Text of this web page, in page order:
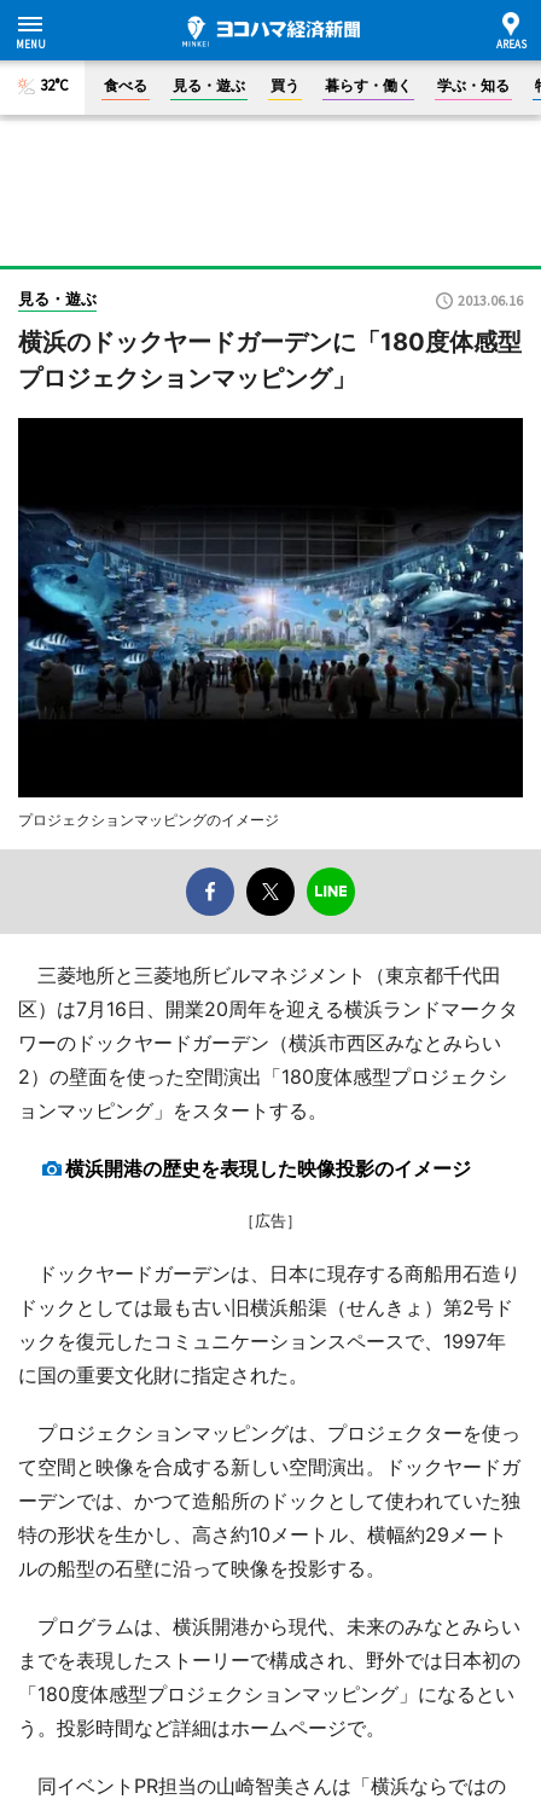
32°C 食べる 見る・遊ぶ 買う 暮らす・働く 学ぶ・知る
見る・遊ぶ 2013.06.16
横浜のドックヤードガーデンに「180度体感型
プロジェクションマッピング」
プロジェクションマッピングのイメージ
三菱地所と三菱地所ビルマネジメント（東京都千代田
区）は7月16日、開業20周年を迎える横浜ランドマークタ
ワーのドックヤードガーデン（横浜市西区みなとみらい
2）の壁面を使った空間演出「180度体感型プロジェクシ
ョンマッピング」をスタートする。
横浜開港の歴史を表現した映像投影のイメージ
［広告］
ドックヤードガーデンは、日本に現存する商船用石造り
ドックとしては最も古い旧横浜船渠（せんきょ）第2号ド
ックを復元したコミュニケーションスペースで、1997年
に国の重要文化財に指定された。
プロジェクションマッピングは、プロジェクターを使っ
て空間と映像を合成する新しい空間演出。ドックヤードガ
ーデンでは、かつて造船所のドックとして使われていた独
特の形状を生かし、高さ約10メートル、横幅約29メート
ルの船型の石壁に沿って映像を投影する。
プログラムは、横浜開港から現代、未来のみなとみらい
までを表現したストーリーで構成され、野外では日本初の
「180度体感型プロジェクションマッピング」になるとい
う。投影時間など詳細はホームページで。
同イベントPR担当の山崎智美さんは「横浜ならではの